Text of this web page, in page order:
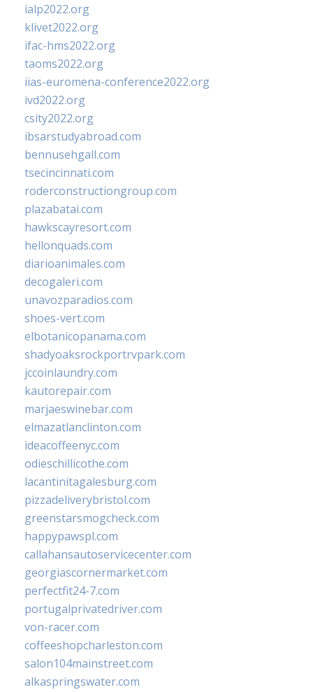
ialp2022.org
klivet2022.org
ifac-hms2022.org
taoms2022.org
iias-euromena-conference2022.org
ivd2022.org
csity2022.org
ibsarstudyabroad.com
bennusehgall.com
tsecincinnati.com
roderconstructiongroup.com
plazabatai.com
hawkscayresort.com
hellonquads.com
diarioanimales.com
decogaleri.com
unavozparadios.com
shoes-vert.com
elbotanicopanama.com
shadyoaksrockportrvpark.com
jccoinlaundry.com
kautorepair.com
marjaeswinebar.com
elmazatlanclinton.com
ideacoffeenyc.com
odieschillicothe.com
lacantinitagalesburg.com
pizzadeliverybristol.com
greenstarsmogcheck.com
happypawspl.com
callahansautoservicecenter.com
georgiascornermarket.com
perfectfit24-7.com
portugalprivatedriver.com
von-racer.com
coffeeshopcharleston.com
salon104mainstreet.com
alkaspringswater.com